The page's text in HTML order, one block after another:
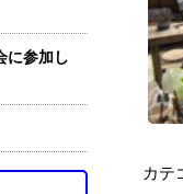
カテ
に参加し